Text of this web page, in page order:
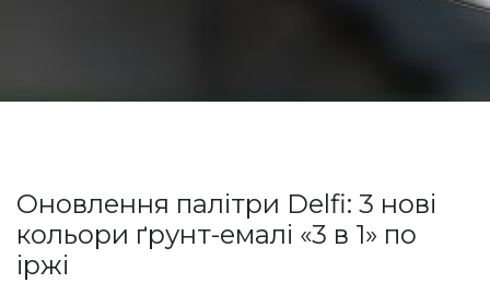
Оновлення палітри Delfi: 3 нові
кольори ґрунт-емалі «3 в 1» по
іржі